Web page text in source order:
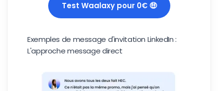
Test Waalaxy pour 0€ 🤑
Exemples de message d'invitation LinkedIn :
L'approche message direct